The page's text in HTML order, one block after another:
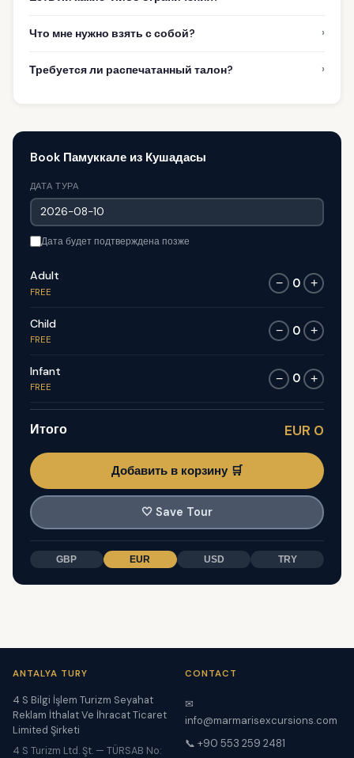
Что мне нужно взять с собой? ›
Требуется ли распечатанный талон? ›
Book Памуккале из Кушадасы
ДАТА ТУРА
Дата будет подтверждена позже
Adult
FREE
− 0 +
Child
FREE
− 0 +
Infant
FREE
− 0 +
Итого EUR 0
Добавить в корзину 🛒
🤍 Save Tour
GBP EUR USD TRY
ANTALYA TURY
4 S Bilgi İşlem Turizm Seyahat
Reklam İthalat Ve İhracat Ticaret
Limited Şirketi
4 S Turizm Ltd. Şt. — TÜRSAB No:
CONTACT
✉
info@marmarisexcursions.com
📞 +90 553 259 2481